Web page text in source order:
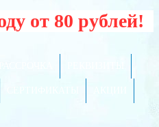
от 80 рублей!